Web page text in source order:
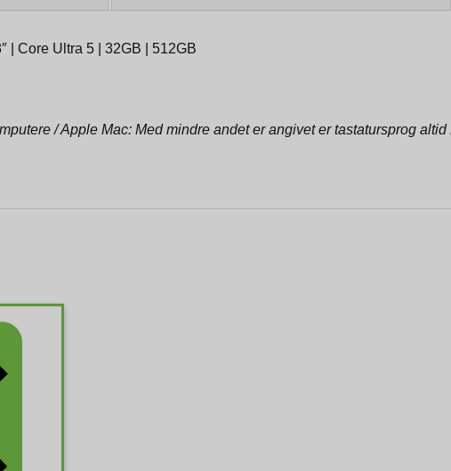
| Core Ultra 5 | 32GB | 512GB
/ Apple Mac: Med mindre andet er angivet er tastatursprog altid